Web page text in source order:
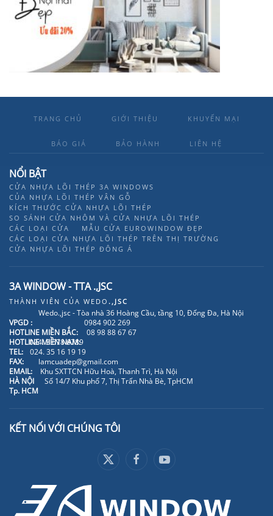
TRANG CHỦ GIỚI THIỆU KHUYẾN MẠI
BÁO GIÁ BẢO HÀNH LIÊN HỆ
NỔI BẬT
CỬA NHỰA LÕI THÉP 3A WINDOWS
CỦA NHỰA LÕI THÉP VÂN GỖ
KÍCH THƯỚC CỬA NHỰA LÕI THÉP
SO SÁNH CỬA NHÔM VÀ CỬA NHỰA LÕI THÉP
CÁC LOẠI CỬA
MẪU CỬA EUROWINDOW ĐẸP
CÁC LOẠI CỬA NHỰA LÕI THÉP TRÊN THỊ TRƯỜNG
CỬA NHỰA LÕI THÉP ĐÔNG Á
3A WINDOW - TTA .,JSC
THÀNH VIÊN CỦA WEDO .,JSC
VPGD :
Wedo.,jsc - Tòa nhà 36 Hoàng Cầu, tầng 10, Đống Đa, Hà Nội
HOTLINE MIỀN BẮC:
0984 902 269
HOTLINE MIỀN NAM:
08 98 88 67 67
TEL:
024. 3 678 6789
FAX:
024. 35 16 19 19
EMAIL:
lamcuadep@gmail.com
HÀ NỘI
Khu SXTTCN Hữu Hoà, Thanh Trì, Hà Nội
Tp. HCM
Số 14/7 Khu phố 7, Thị Trấn Nhà Bè, TpHCM
KẾT NỐI VỚI CHÚNG TÔI